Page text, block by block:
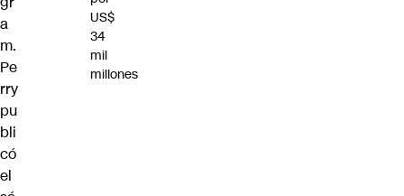
a
m.
Pe
rry
pu
bli
có
el
US$
34
mil
millones